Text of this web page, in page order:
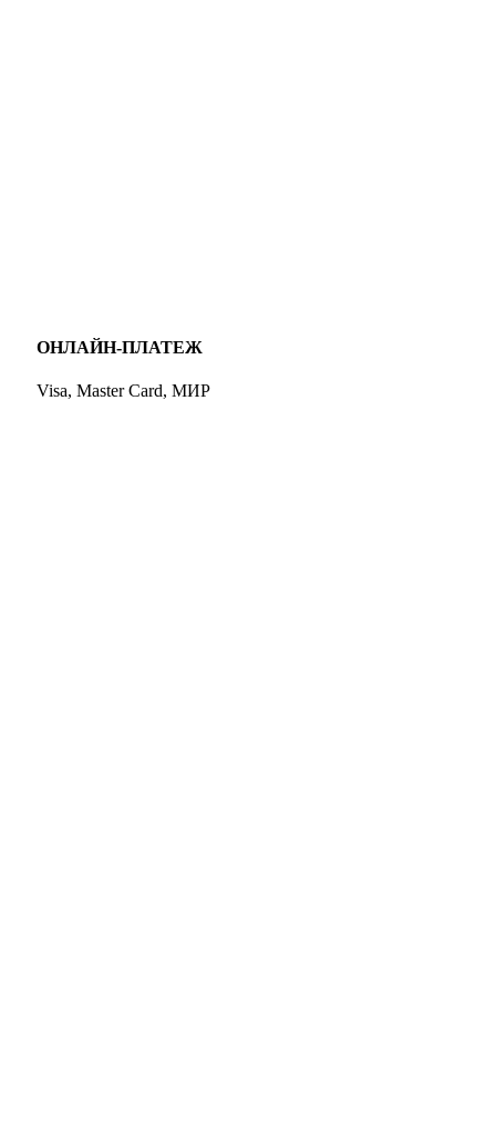
ОНЛАЙН-ПЛАТЕЖ
Visa, Master Card, МИР